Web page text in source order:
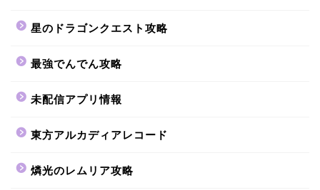
星のドラゴンクエスト攻略
最強でんでん攻略
未配信アプリ情報
東方アルカディアレコード
燐光のレムリア攻略